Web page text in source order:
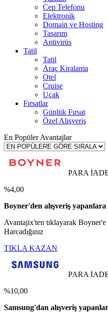
Cep Telefonu
Elektronik
Domain ve Hosting
Tasarım
Antivirüs
Tatil
Tatil
Araç Kiralama
Otel
Cruise
Uçak
Fırsatlar
Günlük Fırsat
Özel Alışveriş
En Popüler Avantajlar
PARA
%4,00
Boyner'den alışveriş
Avantajix'ten tıklayarak Boyner'e
Harcadığınız
TIKLA KAZAN
PARA
%10,00
Samsung'dan alışveriş